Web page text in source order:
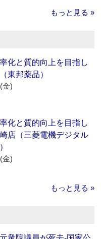
もっと見る »
化と質的向上を目指し
東邦薬品）
金)
化と質的向上を目指し
店（三菱電機デジタル
金)
もっと見る »